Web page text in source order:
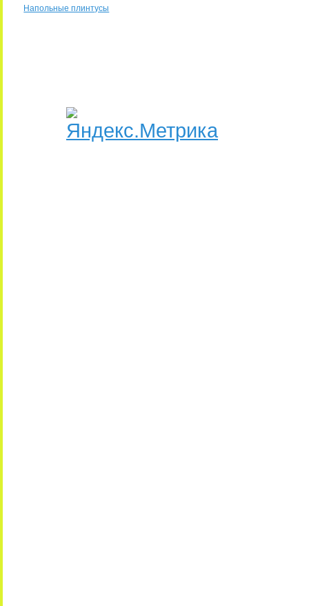
Напольные плинтусы